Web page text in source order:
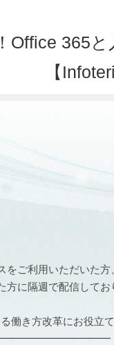
Office 365
【
ご利用いただいた方
に隔週で配信してお
働き方改革にお役立て